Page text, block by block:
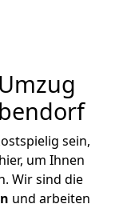
sein,
um Ihnen
Wir sind die
und arbeiten